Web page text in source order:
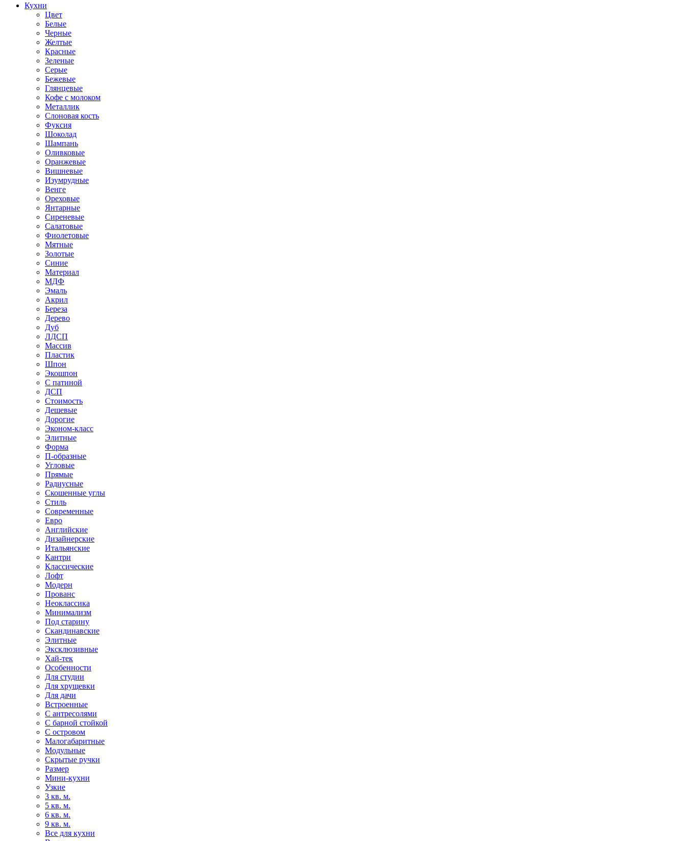
Кухни
Цвет
Белые
Черные
Желтые
Красные
Зеленые
Серые
Бежевые
Глянцевые
Кофе с молоком
Металлик
Слоновая кость
Фуксия
Шоколад
Шампань
Оливковые
Оранжевые
Вишневые
Изумрудные
Венге
Ореховые
Янтарные
Сиреневые
Салатовые
Фиолетовые
Мятные
Золотые
Синие
Материал
МДФ
Эмаль
Акрил
Береза
Дерево
Дуб
ЛДСП
Массив
Пластик
Шпон
Экошпон
С патиной
ДСП
Стоимость
Дешевые
Дорогие
Эконом-класс
Элитные
Форма
П-образные
Угловые
Прямые
Радиусные
Скошенные углы
Стиль
Современные
Евро
Английские
Дизайнерские
Итальянские
Кантри
Классические
Лофт
Модерн
Прованс
Неоклассика
Минимализм
Под старину
Скандинавские
Элитные
Эксклюзивные
Хай-тек
Особенности
Для студии
Для хрущевки
Для дачи
Встроенные
С антресолями
С барной стойкой
С островом
Малогабаритные
Модульные
Скрытые ручки
Размер
Мини-кухни
Узкие
3 кв. м.
5 кв. м.
6 кв. м.
9 кв. м.
Все для кухни